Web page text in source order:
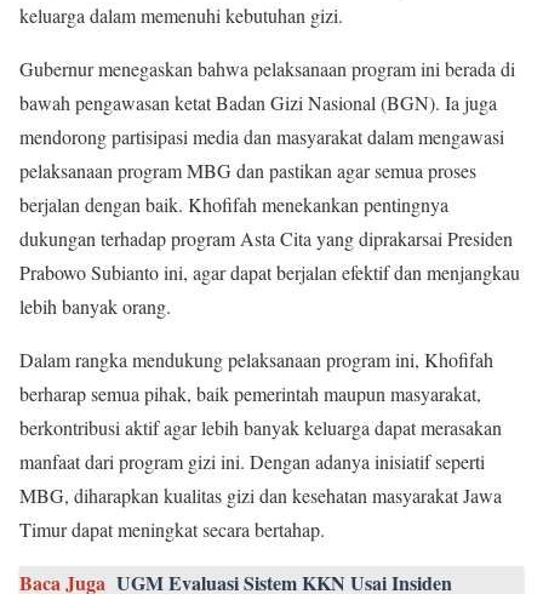
keluarga dalam memenuhi kebutuhan gizi.
Gubernur menegaskan bahwa pelaksanaan program ini berada di
bawah pengawasan ketat Badan Gizi Nasional (BGN). Ia juga
mendorong partisipasi media dan masyarakat dalam mengawasi
pelaksanaan program MBG dan pastikan agar semua proses
berjalan dengan baik. Khofifah menekankan pentingnya
dukungan terhadap program Asta Cita yang diprakarsai Presiden
Prabowo Subianto ini, agar dapat berjalan efektif dan menjangkau
lebih banyak orang.
Dalam rangka mendukung pelaksanaan program ini, Khofifah
berharap semua pihak, baik pemerintah maupun masyarakat,
berkontribusi aktif agar lebih banyak keluarga dapat merasakan
manfaat dari program gizi ini. Dengan adanya inisiatif seperti
MBG, diharapkan kualitas gizi dan kesehatan masyarakat Jawa
Timur dapat meningkat secara bertahap.
Baca Juga UGM Evaluasi Sistem KKN Usai Insiden